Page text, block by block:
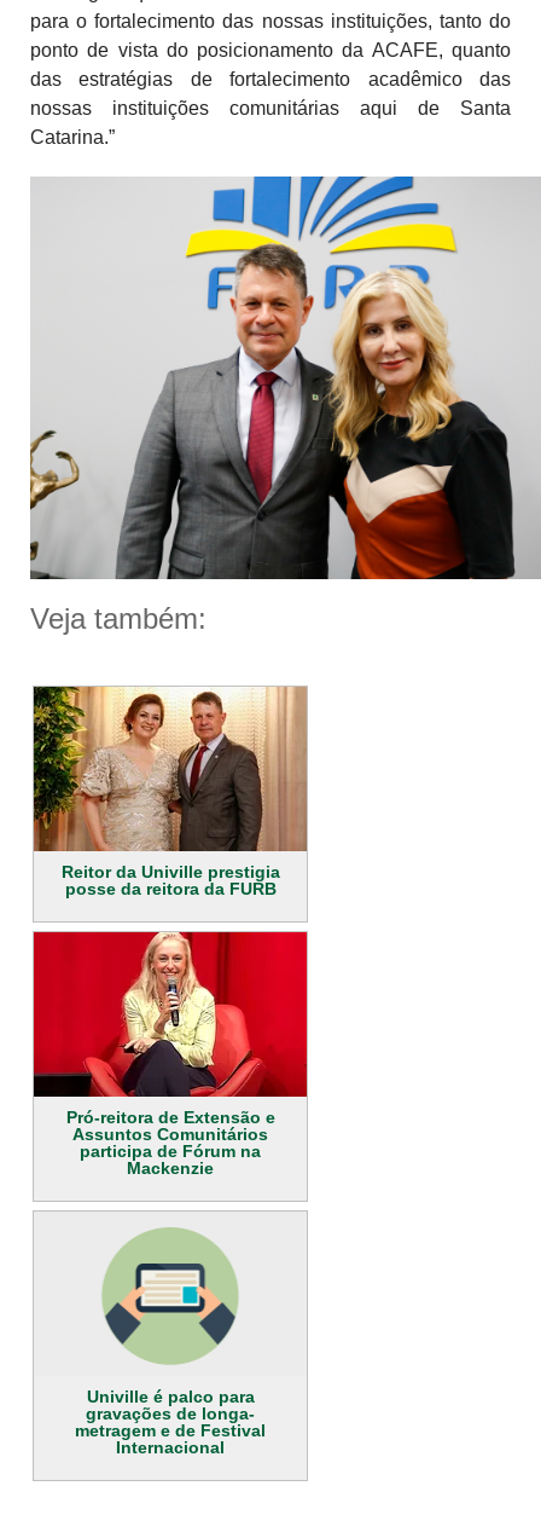
para o fortalecimento das nossas instituições, tanto do
ponto de vista do posicionamento da ACAFE, quanto
das estratégias de fortalecimento acadêmico das
nossas instituições comunitárias aqui de Santa
Catarina.”
Veja também:
Reitor da Univille prestigia
posse da reitora da FURB
Pró-reitora de Extensão e
Assuntos Comunitários
participa de Fórum na
Mackenzie
Univille é palco para
gravações de longa-
metragem e de Festival
Internacional